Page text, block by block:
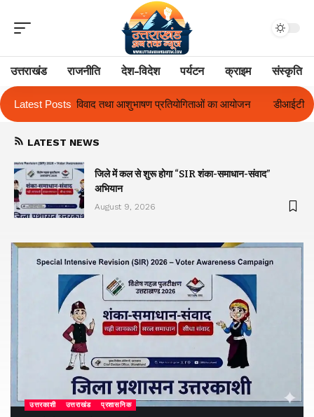
उत्तराखंड राजनीति देश-विदेश पर्यटन क्राइम संस्कृति
Latest Posts
प्रतियोगिताओं का आयोजन डीआईटी विश्वविद्यालय ने दो दिवसीय ‘दीक्षारंभ
LATEST NEWS
जिले में कल से शुरू होगा “SIR शंका-समाधान-संवाद”
अभियान
August 9, 2026
उत्तरकाशी उत्तराखंड प्रशासनिक